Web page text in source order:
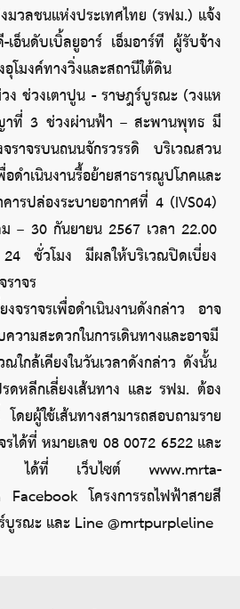
มวลชนแห่งประเทศไทย (รฟม.) แจ้ง
อ็นดับเบิ้ลยูอาร์ เอ็มอาร์ที ผู้รับจ้าง
โมงค์ทางวิ่งและสถานีใต้ดิน
ง ช่วงเตาปูน - ราษฎร์บูรณะ (วงแห
ที่ 3 ช่วงผ่านฟ้า – สะพานพุทธ มี
จราจรบนถนนจักรวรรดิ บริเวณสวน
ดำเนินงานรื้อย้ายสาธารณูปโภคและ
ารปล่องระบายอากาศที่ 4 (IVS04)
– 30 กันยายน 2567 เวลา 22.00
ชั่วโมง มีผลให้บริเวณปิดเบี่ยง
าจร
วามสะดวกในการเดินทางและอาจมี
ใกล้เคียงในวันเวลาดังกล่าว ดังนั้น
ดหลีกเลี่ยงเส้นทาง และ รฟม. ต้อง
ยผู้ใช้เส้นทางสามารถสอบถามราย
รได้ที่ หมายเลข 08 0072 6522 และ
รฯ ได้ที่ เว็บไซต์ www.mrta-
โครงการรถไฟฟ้าสายสี
บูรณะ และ Line @mrtpurpleline